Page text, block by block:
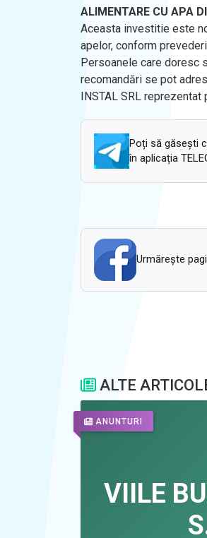
ALIMENTARE CU APA
Aceasta investitie este
apelor, conform
Persoanele care doresc
recomandări se pot
INSTAL SRL reprezentat
Poți să găsești
în aplicația
Urmăreşte
ALTE
ANUNTURI